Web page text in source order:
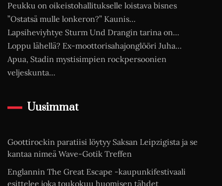
Peukku on oikeistohallitukselle loistava bisnes
”Ostatsä mulle lonkeron?” Kaunis…
Lapsiheviyhtye Sturm Und Drangin tarina on…
Loppu lähellä? Ex-moottorisahajonglööri Juha…
Apua, Stadin mystisimpien rockpersoonien
veljeskunta…
Uusimmat
Goottirockin paratiisi löytyy Saksan Leipzigista ja se
kantaa nimeä Wave-Gotik Treffen
Englannin The Great Escape -kaupunkifestivaali
esittelee joka toukokuu huomisen tähdet